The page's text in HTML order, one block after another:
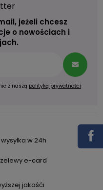
jeżeli chcesz
o nowościach i
z naszą polityką prywatności
w 24h
e-card
jakośći